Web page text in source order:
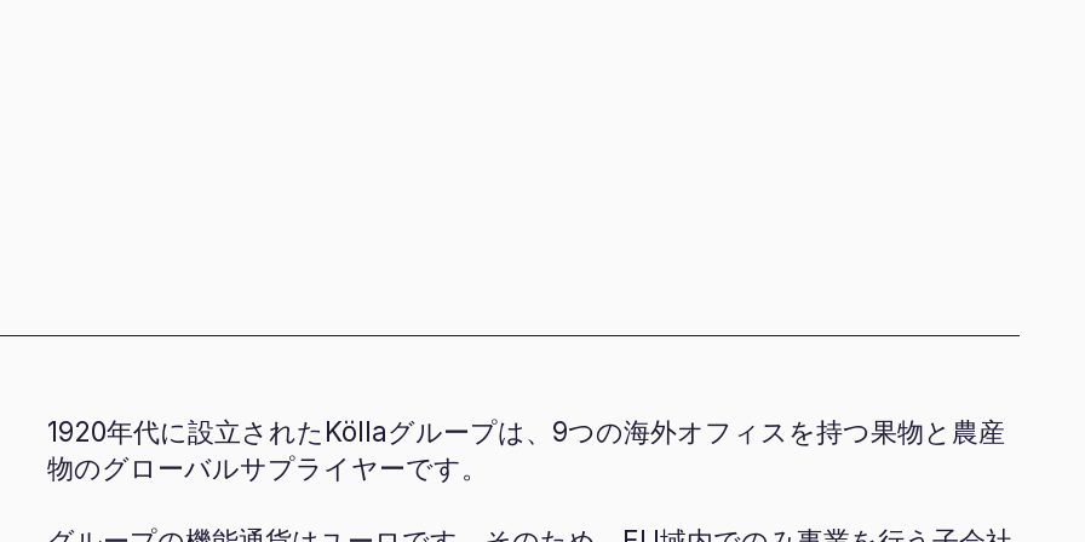
1920年代に設立されたKöllaグループは、9つの海外オフィスを持つ果物と農産
物のグローバルサプライヤーです。